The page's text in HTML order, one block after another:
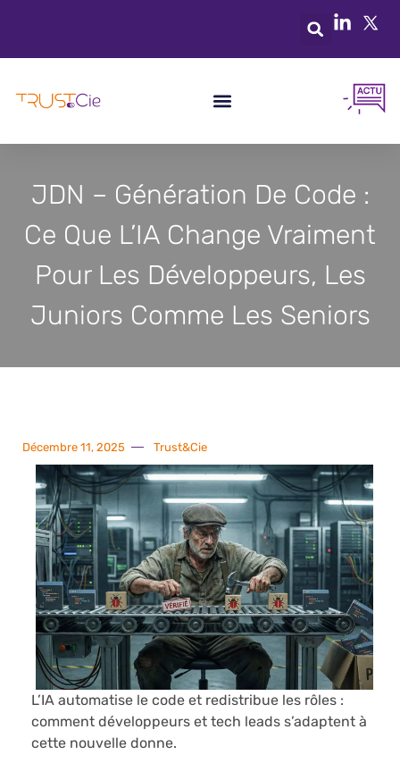
JDN – Génération De Code :
Ce Que L’IA Change Vraiment
Pour Les Développeurs, Les
Juniors Comme Les Seniors
Décembre 11, 2025 Trust&Cie
L’IA automatise le code et redistribue les rôles :
comment développeurs et tech leads s’adaptent à
cette nouvelle donne.